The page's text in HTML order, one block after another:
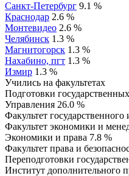
Санкт-Петербург 9.1 %
Краснодар 2.6 %
Монтевидео 2.6 %
Челябинск 1.3 %
Магнитогорск 1.3 %
Нахабино, пгт 1.3 %
Измир 1.3 %
Учились на факультетах
Подготовки
Управления 26.0 %
Факультет
Факультет экономики и
Экономики и права 7.8 %
Факультет права и
Переподготовки
Институт дополнительного